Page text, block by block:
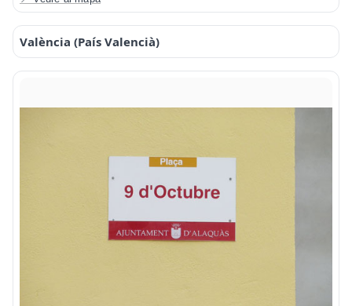
València (País Valencià)